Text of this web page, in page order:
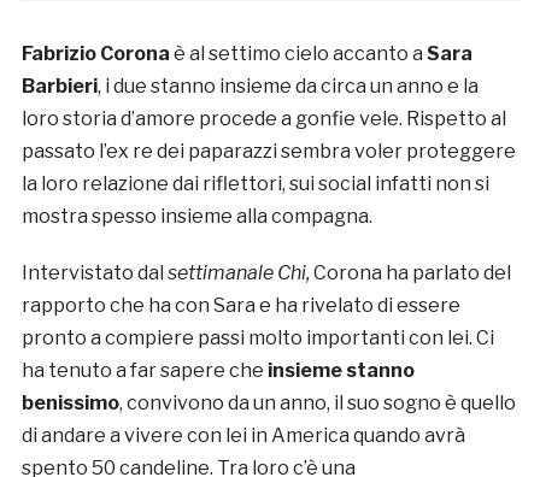
Fabrizio Corona è al settimo cielo accanto a Sara
Barbieri, i due stanno insieme da circa un anno e la
loro storia d’amore procede a gonfie vele. Rispetto al
passato l’ex re dei paparazzi sembra voler proteggere
la loro relazione dai riflettori, sui social infatti non si
mostra spesso insieme alla compagna.
Intervistato dal settimanale Chi,Corona ha parlato del
rapporto che ha con Sara e ha rivelato di essere
pronto a compiere passi molto importanti con lei. Ci
ha tenuto a far sapere che insieme stanno
benissimo, convivono da un anno, il suo sogno è quello
di andare a vivere con lei in America quando avrà
spento 50 candeline. Tra loro c’è una